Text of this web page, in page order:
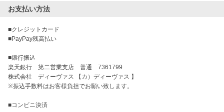
お支払い方法
■クレジットカード
■PayPay残高払い
■銀行振込
楽天銀行　第二営業支店　普通　7361799
株式会社　ディーヴァス 【カ）ディーヴァス 】
※振込手数料はお客様負担でお願い致します。
■コンビニ決済